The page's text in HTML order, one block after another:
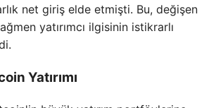
net giriş elde etmişti. Bu, değişen
yatırımcı ilgisinin istikrarlı
Yatırımı